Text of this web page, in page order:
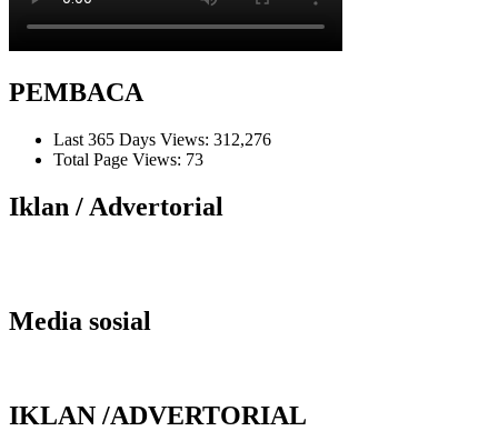
PEMBACA
Last 365 Days Views: 312,276
Total Page Views: 73
Iklan / Advertorial
Media sosial
IKLAN /ADVERTORIAL